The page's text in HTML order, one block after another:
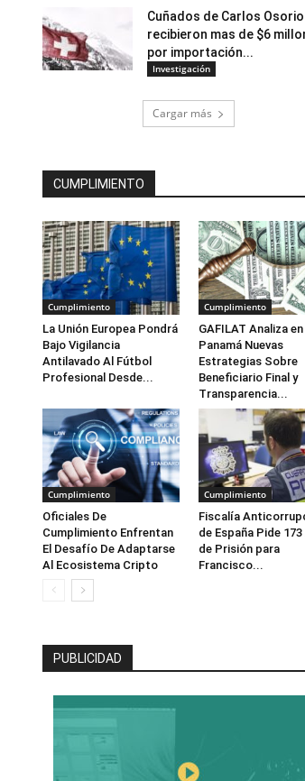
Cuñados de Carlos Osorio
recibieron mas de $6
por importación...
Investigación
Cargar más
CUMPLIMIENTO
Cumplimiento
La Unión Europea Pondrá
Bajo Vigilancia
Antilavado Al Fútbol
Profesional Desde...
Cumplimiento
GAFILAT Analiza en
Panamá Nuevas
Estrategias Sobre
Beneficiario Final y
Transparencia...
Cumplimiento
Oficiales De
Cumplimiento Enfrentan
El Desafío De Adaptarse
Al Ecosistema Cripto
Cumplimiento
Fiscalía
de España Pide
de Prisión para
Francisco...
PUBLICIDAD